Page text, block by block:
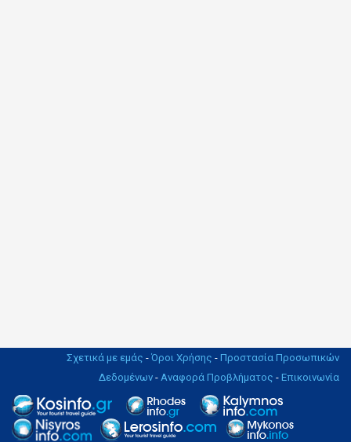
Σχετικά με εμάς - Όροι Χρήσης - Προστασία Προσωπικών
Δεδομένων - Αναφορά Προβλήματος - Επικοινωνία